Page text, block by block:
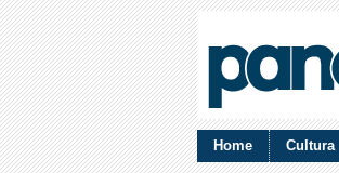
Home Cultura